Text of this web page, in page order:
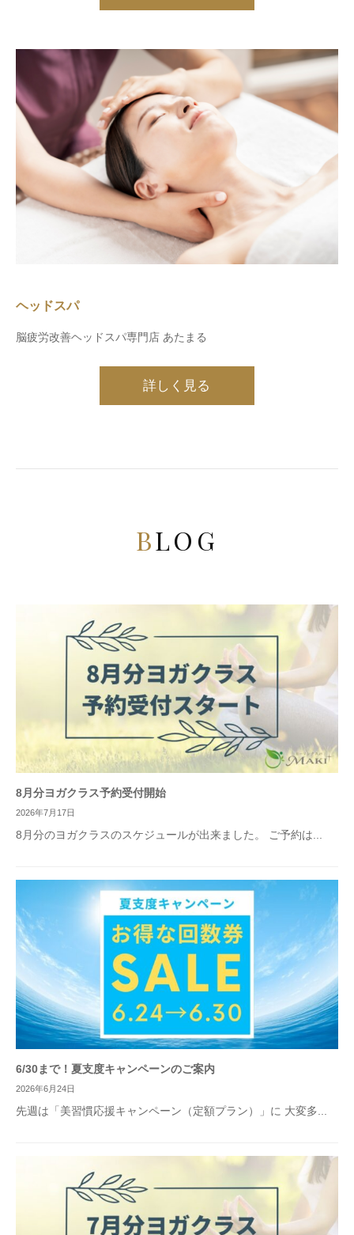
ヘッドスパ
脳疲労改善ヘッドスパ専門店 あたまる
詳しく見る
BLOG
8月分ヨガクラス予約受付開始
2026年7月17日
8月分のヨガクラスのスケジュールが出来ました。 ご予約は...
6/30まで！夏支度キャンペーンのご案内
2026年6月24日
先週は「美習慣応援キャンペーン（定額プラン）」に 大変多...